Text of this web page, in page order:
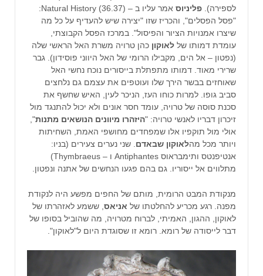
לספירה). פליניוס
אמר עליו ב – (36.37) Natural History:
"פסל הפסלים", והכריז שזו "יצירה שיש להעדיף על כל מה
שיצרו אמנויות הציור והפיסול". במרכז הפסל הקבוצתי,
עומדת דמותו של לאוקון כהן טרויה משרת האל הראשי שלה
(נפטון – אל הים, מקבילו הרומי של האל היווני פוסידון). גבר
שרירי מאוד. דמותו מתפתלת בייסורים נוכח נחשי האל
שאוחזים בבשר הירך שלו ועוטפים את עצמם גם נלחצים
סביב גופו. למרות כוחו העז, הניכר לעין, האיש שחשף את
סכנת סוסה של טרויה, עומד חסר אונים ולא יכול להתנגד מול
זיכרון דבריו לאנשי טרויה: "היזהרו מיוונים הנושאים מתנות",
אולי מול תוקפיו אלו שמפחדים מחושפי האמת, השחיתות
ויותר מכל מהלאוקון שבאדם . שני נערים צעירים (בניו:
אנטיפנטס ותימבראוס Antiphantes ו – Thymbraeus)
מתלווים אל ייסוריו. גם בהם פגעו הנחשים של אתנה ונפטון.
מנקודת המבט הרומית, מותם של החפים מפשע היה לנקודת
מפנה. רגע מכריע להחלטתו של אניאס , ששמע לאזהרתו של
לאוקון, ההגון, האמיתי, לברוח מטרויה, מה שהוביל בסופו של
דבר לייסודה של רומא. רומא זו שסוגדת היום ל"לאוקון".